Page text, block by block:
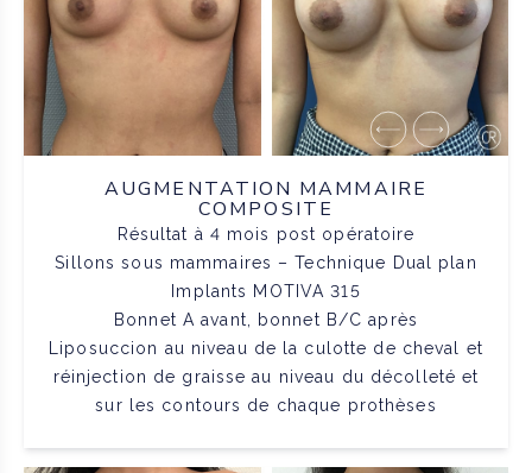
AUGMENTATION MAMMAIRE
COMPOSITE
Résultat à 4 mois post opératoire
Sillons sous mammaires – Technique Dual plan
Implants MOTIVA 315
Bonnet A avant, bonnet B/C après
Liposuccion au niveau de la culotte de cheval et
réinjection de graisse au niveau du décolleté et
sur les contours de chaque prothèses